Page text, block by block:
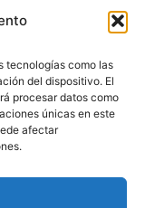
tecnologías como las
del dispositivo. El
procesar datos como
únicas en este
afectar
un
en